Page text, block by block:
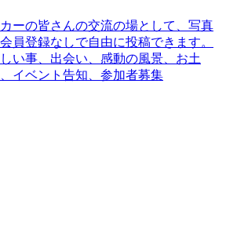
ーの皆さんの交流の場として、写真
員登録なしで自由に投稿できます。
い事、出会い、感動の風景、お土
イベント告知、参加者募集